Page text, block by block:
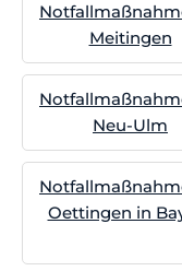
Meitingen
Neu-Ulm
Oettingen in